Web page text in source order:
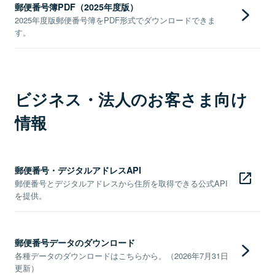
郵便番号簿PDF（2025年度版）
2025年度版郵便番号簿をPDF形式でダウンロードできま
す。
ビジネス・法人のお客さま向け
情報
郵便番号・デジタルアドレスAPI
郵便番号とデジタルアドレスから住所を取得できる公式API
を提供。
郵便番号データのダウンロード
各種データのダウンロードはこちらから。（2026年7月31日
更新）